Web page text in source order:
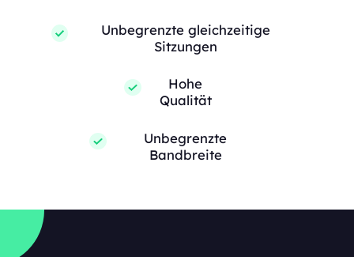
Unbegrenzte gleichzeitige
Sitzungen
Hohe
Qualität
Unbegrenzte
Bandbreite